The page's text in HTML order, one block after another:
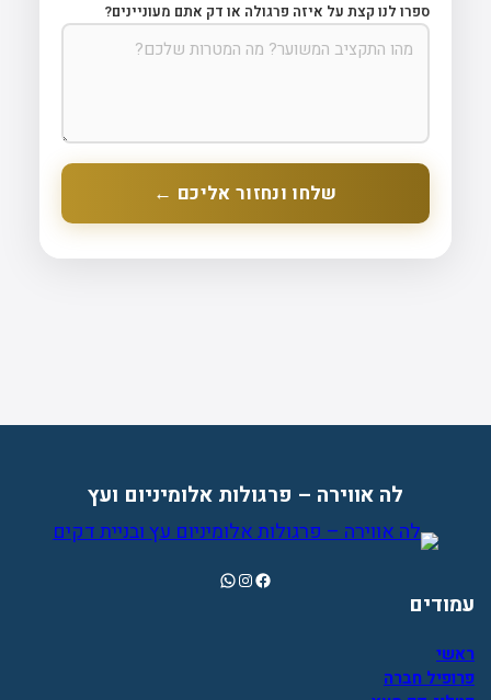
ספרו לנו קצת על איזה פרגולה או דק אתם מעוניינים?
שלחו ונחזור אליכם ←
לה אווירה – פרגולות אלומיניום ועץ
Facebook
Instagram
WhatsApp
עמודים
ראשי
פרופיל חברה